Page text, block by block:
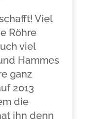
Viel
Röhre
viel
Hammes
ganz
2013
die
ihn denn